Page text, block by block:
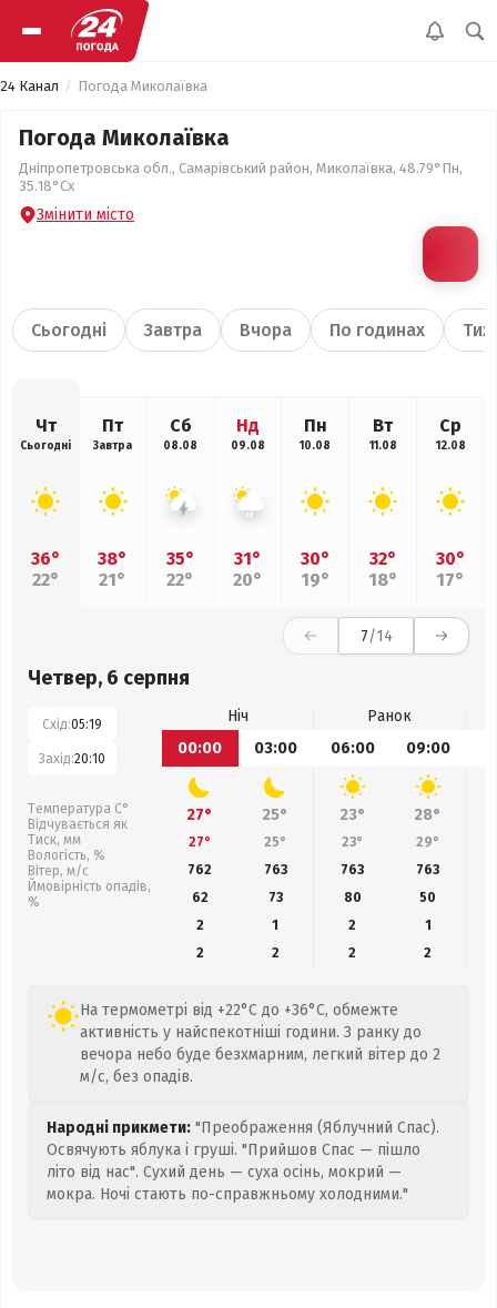
24 Канал Погода Миколаївка
Погода Миколаївка
Дніпропетровська обл., Самарівський район, Миколаївка, 48.79°Пн,
35.18°Сх
Змінити місто
Сьогодні Завтра Вчора По годинах
Чт
Сьогодні
36°
22°
Пт
Завтра
38°
21°
Сб
08.08
35°
22°
Нд
09.08
31°
20°
Пн
10.08
30°
19°
Вт
11.08
32°
18°
Ср
12.08
30°
17°
7/14
Четвер, 6 серпня
Схід:05:19
Захід:20:10
Температура С°
Відчувається як
Тиск, мм
Вологість, %
Вітер, м/с
Ймовірність опадів,
%
Ніч
Ранок
00:00
03:00 06:00 09:00
27° 25° 23° 28°
27° 25° 23° 29°
762
763 763 763
62
73 80 50
2
1 2
1
2
2 2 2
На термометрі від +22°C до +36°C, обмежте
активність у найспекотніші години. З ранку до
вечора небо буде безхмарним, легкий вітер до 2
м/с, без опадів.
Народні прикмети: "Преображення (Яблучний Спас).
Освячують яблука і груші. "Прийшов Спас — пішло
літо від нас". Сухий день — суха осінь, мокрий —
мокра. Ночі стають по-справжньому холодними."